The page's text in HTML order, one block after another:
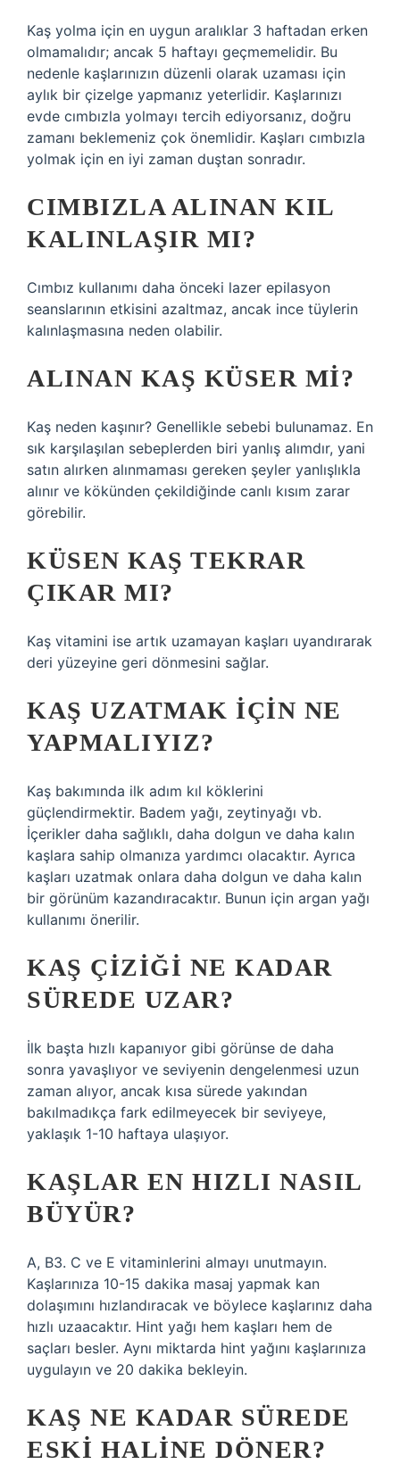
Kaş yolma için en uygun aralıklar 3 haftadan erken
olmamalıdır; ancak 5 haftayı geçmemelidir. Bu
nedenle kaşlarınızın düzenli olarak uzaması için
aylık bir çizelge yapmanız yeterlidir. Kaşlarınızı
evde cımbızla yolmayı tercih ediyorsanız, doğru
zamanı beklemeniz çok önemlidir. Kaşları cımbızla
yolmak için en iyi zaman duştan sonradır.
CIMBIZLA ALINAN KIL
KALINLAŞIR MI?
Cımbız kullanımı daha önceki lazer epilasyon
seanslarının etkisini azaltmaz, ancak ince tüylerin
kalınlaşmasına neden olabilir.
ALINAN KAŞ KÜSER MI?
Kaş neden kaşınır? Genellikle sebebi bulunamaz. En
sık karşılaşılan sebeplerden biri yanlış alımdır, yani
satın alırken alınmaması gereken şeyler yanlışlıkla
alınır ve kökünden çekildiğinde canlı kısım zarar
görebilir.
KÜSEN KAŞ TEKRAR
ÇIKAR MI?
Kaş vitamini ise artık uzamayan kaşları uyandırarak
deri yüzeyine geri dönmesini sağlar.
KAŞ UZATMAK IÇIN NE
YAPMALIYIZ?
Kaş bakımında ilk adım kıl köklerini
güçlendirmektir. Badem yağı, zeytinyağı vb.
İçerikler daha sağlıklı, daha dolgun ve daha kalın
kaşlara sahip olmanıza yardımcı olacaktır. Ayrıca
kaşları uzatmak onlara daha dolgun ve daha kalın
bir görünüm kazandıracaktır. Bunun için argan yağı
kullanımı önerilir.
KAŞ ÇIZIĞI NE KADAR
SÜREDE UZAR?
İlk başta hızlı kapanıyor gibi görünse de daha
sonra yavaşlıyor ve seviyenin dengelenmesi uzun
zaman alıyor, ancak kısa sürede yakından
bakılmadıkça fark edilmeyecek bir seviyeye,
yaklaşık 1-10 haftaya ulaşıyor.
KAŞLAR EN HIZLI NASIL
BÜYÜR?
A, B3. C ve E vitaminlerini almayı unutmayın.
Kaşlarınıza 10-15 dakika masaj yapmak kan
dolaşımını hızlandıracak ve böylece kaşlarınız daha
hızlı uzaacaktır. Hint yağı hem kaşları hem de
saçları besler. Aynı miktarda hint yağını kaşlarınıza
uygulayın ve 20 dakika bekleyin.
KAŞ NE KADAR SÜREDE
ESKI HALINE DÖNER?